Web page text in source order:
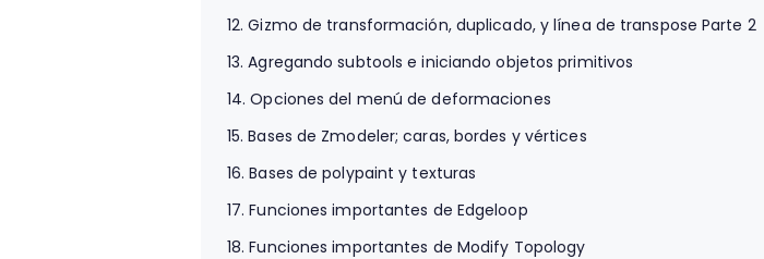
12. Gizmo de transformación, duplicado, y línea de transpose Parte 2
13. Agregando subtools e iniciando objetos primitivos
14. Opciones del menú de deformaciones
15. Bases de Zmodeler; caras, bordes y vértices
16. Bases de polypaint y texturas
17. Funciones importantes de Edgeloop
18. Funciones importantes de Modify Topology